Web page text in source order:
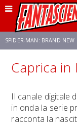
SPIDER-MAN: BRAND NEW
FRANCO RICCIARDIELLO
NETFLIX SADIE SINK
Caprica in
Il canale digitale
in onda la serie
racconta la